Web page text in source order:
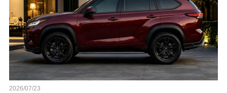
2026/07/23